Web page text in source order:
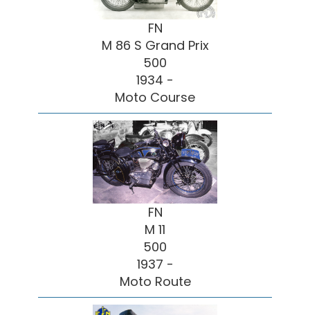
FN
M 86 S Grand Prix
500
1934 -
Moto Course
FN
M 11
500
1937 -
Moto Route